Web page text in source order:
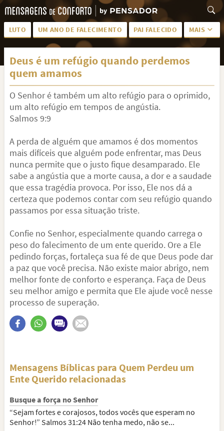
LUTO UM ANO DE FALECIMENTO PAI FALECIDO MAIS
LUTO PARA AMIGA PALAVRAS
SAUDADES DA MÃE
PÊSAMES PARA AMIGA DESCANSE EM PAZ
MEUS SENTIMENTOS PÊSAMES PARA AMIGO
FRASES DE LUTO PARA AMIGO
TODAS AS CATEGORIAS
Deus é um refúgio quando perdemos
quem amamos
O Senhor é também um alto refúgio para o oprimido,
um alto refúgio em tempos de angústia.
Salmos 9:9
A perda de alguém que amamos é dos momentos
mais difíceis que alguém pode enfrentar, mas Deus
nunca permite que o justo fique desamparado. Ele
sabe a angústia que a morte causa, a dor e a saudade
que essa tragédia provoca. Por isso, Ele nos dá a
certeza que podemos contar com seu refúgio quando
passamos por essa situação triste.
Confie no Senhor, especialmente quando carrega o
peso do falecimento de um ente querido. Ore a Ele
pedindo forças, fortaleça sua fé de que Deus pode dar
a paz que você precisa. Não existe maior abrigo, nem
melhor fonte de conforto e esperança. Faça de Deus
seu melhor amigo e permita que Ele ajude você nesse
processo de superação.
Mensagens Bíblicas para Quem Perdeu um
Ente Querido relacionadas
Busque a força no Senhor
“Sejam fortes e corajosos, todos vocês que esperam no
Senhor!” Salmos 31:24 Não tenha medo, não se...